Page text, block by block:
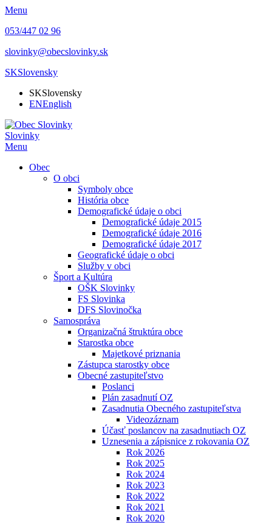
Menu
053/447 02 96
slovinky@obecslovinky.sk
SKSlovensky
SKSlovensky
ENEnglish
Slovinky
Menu
Obec
O obci
Symboly obce
História obce
Demografické údaje o obci
Demografické údaje 2015
Demografické údaje 2016
Demografické údaje 2017
Geografické údaje o obci
Služby v obci
Šport a Kultúra
OŠK Slovinky
FS Slovinka
DFS Slovinočka
Samospráva
Organizačná štruktúra obce
Starostka obce
Majetkové priznania
Zástupca starostky obce
Obecné zastupiteľstvo
Poslanci
Plán zasadnutí OZ
Zasadnutia Obecného zastupiteľstva
Videozáznam
Účasť poslancov na zasadnutiach OZ
Uznesenia a zápisnice z rokovania OZ
Rok 2026
Rok 2025
Rok 2024
Rok 2023
Rok 2022
Rok 2021
Rok 2020